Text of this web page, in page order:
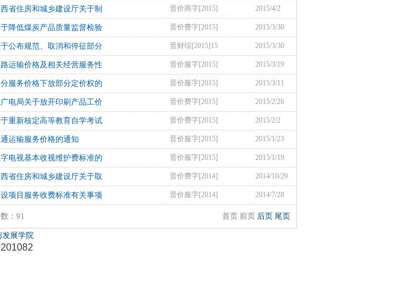
省住房和城乡建设厅关于制 晋价商字[2015] 2015/4/2
降低煤炭产品质量监督检验 晋价费字[2015] 2015/3/30
公布规范、取消和停征部分 晋财综[2015]15 2015/3/30
运输价格及相关经营服务性 晋价服字[2015] 2015/3/19
服务价格下放部分定价权的 晋价服字[2015] 2015/3/11
电局关于放开印刷产品工价 晋价费字[2015] 2015/2/26
重新核定高等教育自学考试 晋价费字[2015] 2015/2/2
运输服务价格的通知 晋价服字[2015] 2015/1/23
电视基本收视维护费标准的 晋价服字[2015] 2015/1/19
省住房和城乡建设厅关于取 晋价费字[2014] 2014/10/29
项目服务收费标准有关事项 晋价服字[2014] 2014/7/28
：91 首页 前页 后页 尾页
发展学院